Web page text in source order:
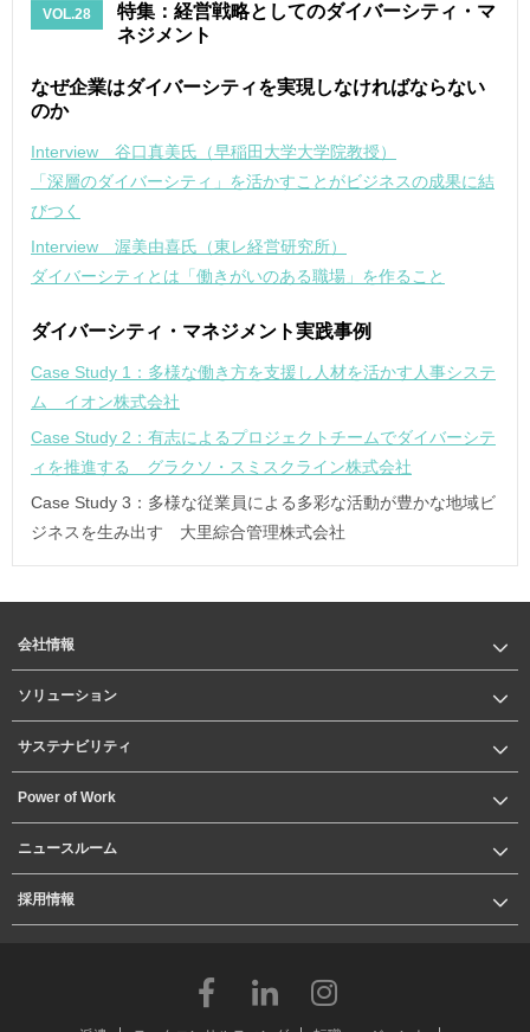
VOL.28
特集：経営戦略としてのダイバーシティ・マ
ネジメント
なぜ企業はダイバーシティを実現しなければならない
のか
Interview 谷口真美氏（早稲田大学大学院教授）
「深層のダイバーシティ」を活かすことがビジネスの成果に結
びつく
Interview 渥美由喜氏（東レ経営研究所）
ダイバーシティとは「働きがいのある職場」を作ること
ダイバーシティ・マネジメント実践事例
Case Study 1：多様な働き方を支援し人材を活かす人事システ
ム イオン株式会社
Case Study 2：有志によるプロジェクトチームでダイバーシテ
ィを推進する グラクソ・スミスクライン株式会社
Case Study 3：多様な従業員による多彩な活動が豊かな地域ビ
ジネスを生み出す 大里綜合管理株式会社
会社情報
ソリューション
サステナビリティ
Power of Work
ニュースルーム
採用情報